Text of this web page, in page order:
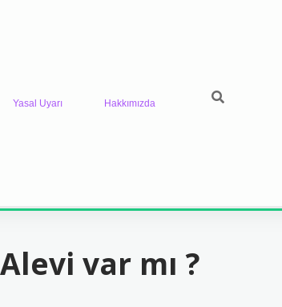
Yasal Uyarı Hakkımızda
var mı ?